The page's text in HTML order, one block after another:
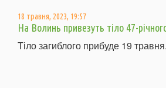
18 травня, 2023, 19:57
На Волинь привезуть тіло 47-
Тіло загиблого прибуде 19 травня.